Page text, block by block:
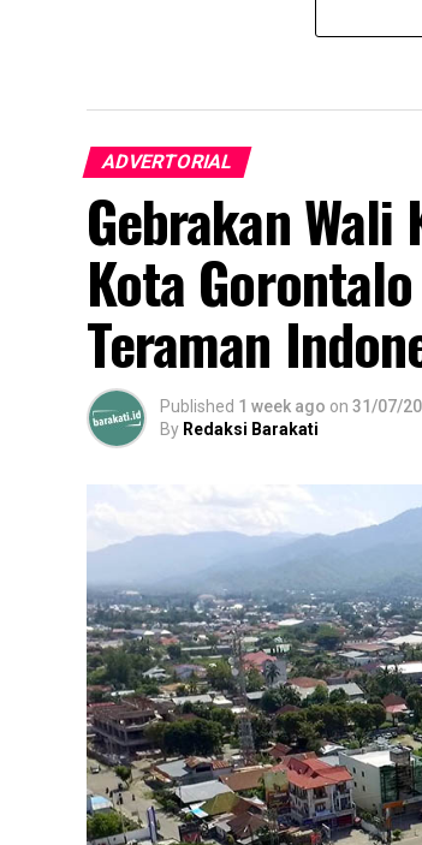
ADVERTORIAL
Gebrakan
Kota
Teraman
Published 1 week ago on 31/07/
By Redaksi Barakati